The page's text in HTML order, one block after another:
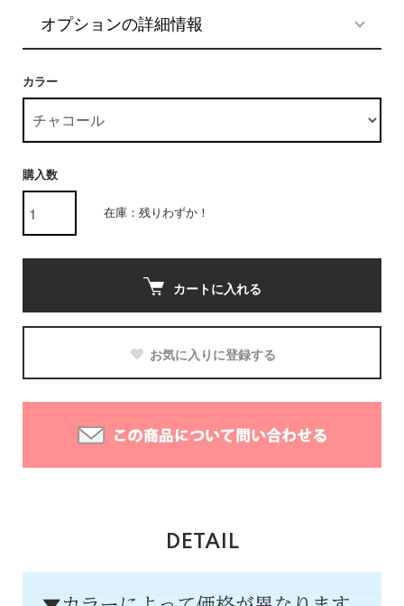
オプションの詳細情報
カラー
購入数
在庫：残りわずか！
カートに入れる
お気に入りに登録する
DETAIL